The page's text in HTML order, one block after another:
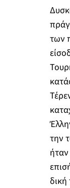
των
την
δική